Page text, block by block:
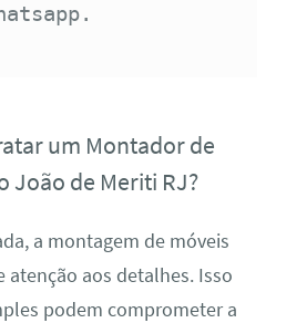
um Montador de
João de Meriti RJ?
a montagem de móveis
atenção aos detalhes. Isso
podem comprometer a